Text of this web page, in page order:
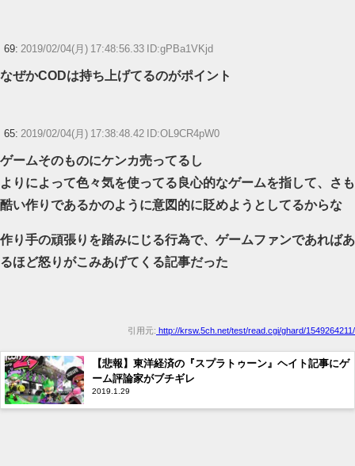
69: 2019/02/04(月) 17:48:56.33 ID:gPBa1VKjd
なぜかCODは持ち上げてるのがポイント
65: 2019/02/04(月) 17:38:48.42 ID:OL9CR4pW0
ゲームそのものにケンカ売ってるし
よりによって色々気を使ってる良心的なゲームを指して、さも
酷い作りであるかのように意図的に貶めようとしてるからな
作り手の頑張りを踏みにじる行為で、ゲームファンであればあ
るほど怒りがこみあげてくる記事だった
引用元: http://krsw.5ch.net/test/read.cgi/ghard/1549264211/
【悲報】東洋経済の『スプラトゥーン』ヘイト記事にゲ
ーム評論家がブチギレ
2019.1.29